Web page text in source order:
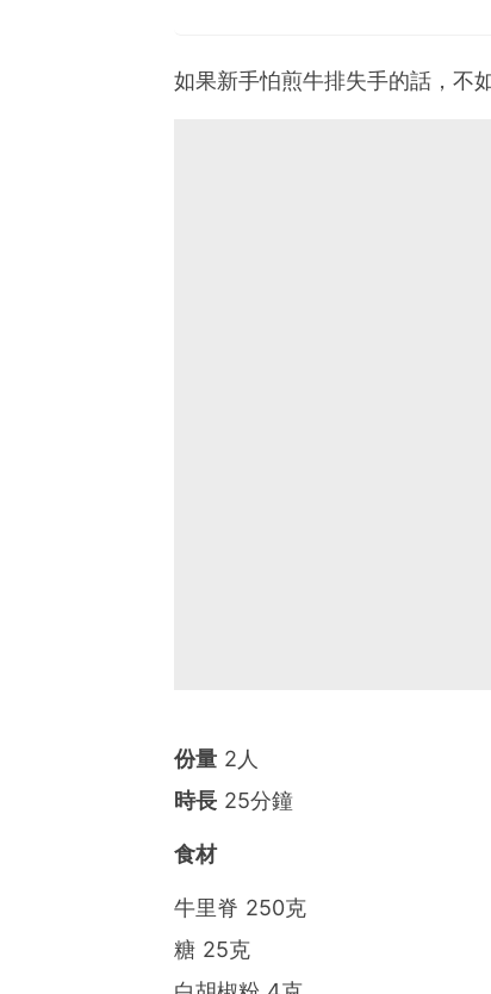
如果新手怕煎牛排失手的話，不
份量2人
時長25分鐘
食材
牛里脊 250克
糖 25克